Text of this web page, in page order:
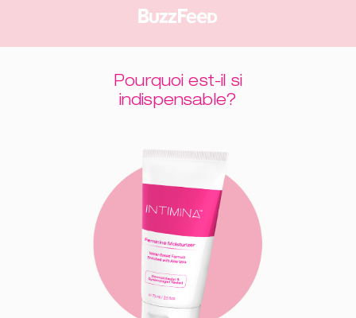
Pourquoi est-il si
indispensable?